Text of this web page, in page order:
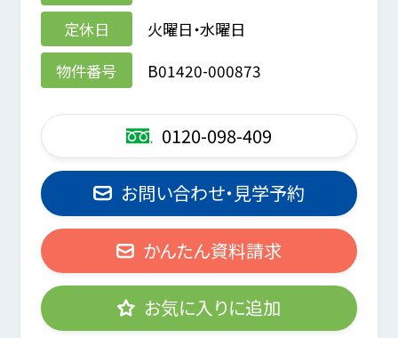
定休日
火曜日・水曜日
物件番号
B01420-000873
0120-098-409
お問い合わせ・見学予約
かんたん資料請求
お気に入りに追加